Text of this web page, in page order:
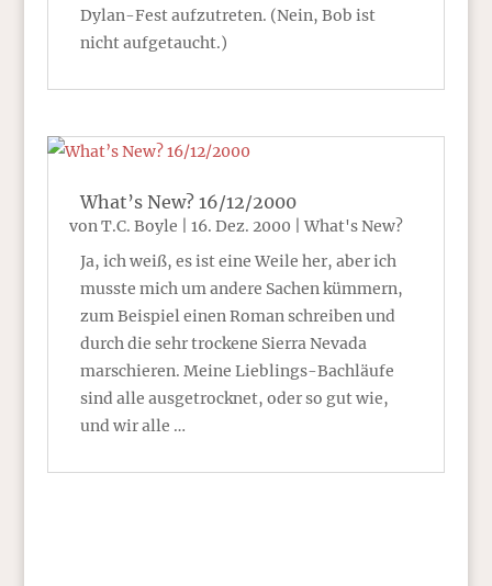
Dylan-Fest aufzutreten. (Nein, Bob ist
nicht aufgetaucht.)
What’s New? 16/12/2000
vonT.C. Boyle 16. Dez. 2000 |What's New?
Ja, ich weiß, es ist eine Weile her, aber ich
musste mich um andere Sachen kümmern,
zum Beispiel einen Roman schreiben und
durch die sehr trockene Sierra Nevada
marschieren. Meine Lieblings-Bachläufe
sind alle ausgetrocknet, oder so gut wie,
und wir alle …